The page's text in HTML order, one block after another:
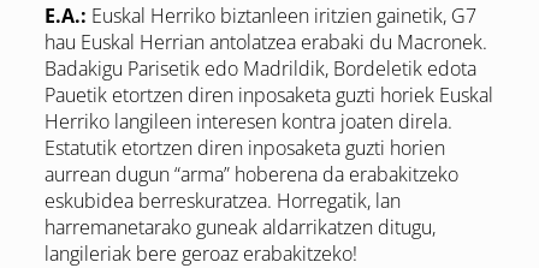
E.A.: Euskal Herriko biztanleen iritzien gainetik, G7
hau Euskal Herrian antolatzea erabaki du Macronek.
Badakigu Parisetik edo Madrildik, Bordeletik edota
Pauetik etortzen diren inposaketa guzti horiek Euskal
Herriko langileen interesen kontra joaten direla.
Estatutik etortzen diren inposaketa guzti horien
aurrean dugun “arma” hoberena da erabakitzeko
eskubidea berreskuratzea. Horregatik, lan
harremanetarako guneak aldarrikatzen ditugu,
langileriak bere geroaz erabakitzeko!